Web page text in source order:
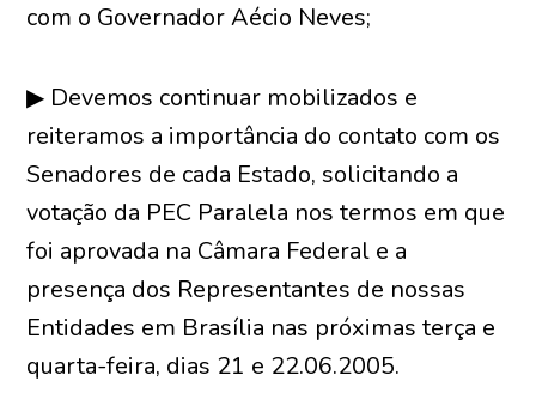
com o Governador Aécio Neves;
▶ Devemos continuar mobilizados e
reiteramos a importância do contato com os
Senadores de cada Estado, solicitando a
votação da PEC Paralela nos termos em que
foi aprovada na Câmara Federal e a
presença dos Representantes de nossas
Entidades em Brasília nas próximas terça e
quarta-feira, dias 21 e 22.06.2005.